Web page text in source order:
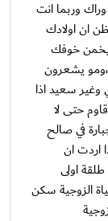
وربما انت
ان اولادك
خوفك
يشعرون
وغير سعيد اذا
حتى لا
في صالح
اردت ان
اولى
الزوجية سكن